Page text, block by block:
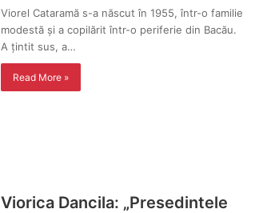
Viorel Cataramă s-a născut în 1955, într-o familie
modestă și a copilărit într-o periferie din Bacău.
A țintit sus, a…
Read More »
Viorica Dancila: „Presedintele